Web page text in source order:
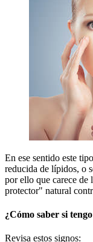
En ese sentido este
reducida de lípidos, o
por ello que carece de
protector" natural
¿Cómo saber si
Revisa estos signos: